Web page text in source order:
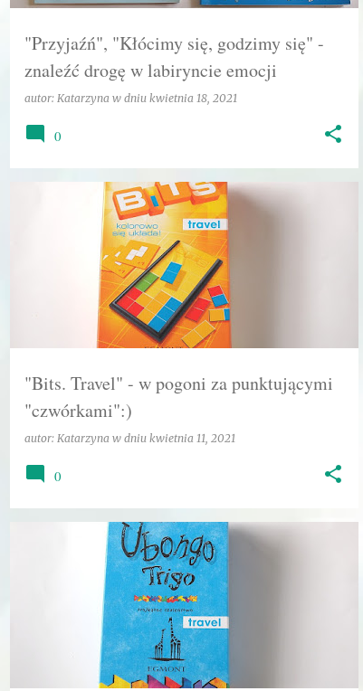
"Przyjaźń", "Kłócimy się, godzimy się" -
znaleźć drogę w labiryncie emocji
autor: Katarzyna w dniu kwietnia 18, 2021
0
"Bits. Travel" - w pogoni za punktującymi
"czwórkami":)
autor: Katarzyna w dniu kwietnia 11, 2021
GŁÓWKOWANIE GRA PLANSZOWA
0
GRA GRA PLANSZOWA